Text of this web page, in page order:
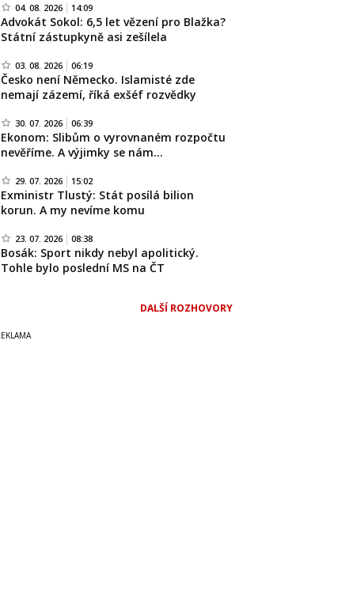
04. 08. 2026 14:09
Advokát Sokol: 6,5 let vězení pro Blažka?
Státní zástupkyně asi zešílela
03. 08. 2026 06:19
Česko není Německo. Islamisté zde
nemají zázemí, říká exšéf rozvědky
30. 07. 2026 06:39
Ekonom: Slibům o vyrovnaném rozpočtu
nevěříme. A výjimky se nám…
29. 07. 2026 15:02
Exministr Tlustý: Stát posílá bilion
korun. A my nevíme komu
23. 07. 2026 08:38
Bosák: Sport nikdy nebyl apolitický.
Tohle bylo poslední MS na ČT
DALŠÍ ROZHOVORY